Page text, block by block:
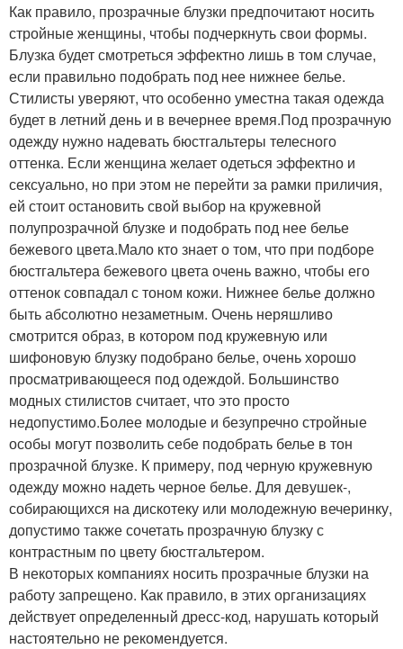
Как правило, прозрачные блузки предпочитают носить
стройные женщины, чтобы подчеркнуть свои формы.
Блузка будет смотреться эффектно лишь в том случае,
если правильно подобрать под нее нижнее белье.
Стилисты уверяют, что особенно уместна такая одежда
будет в летний день и в вечернее время.Под прозрачную
одежду нужно надевать бюстгальтеры телесного
оттенка. Если женщина желает одеться эффектно и
сексуально, но при этом не перейти за рамки приличия,
ей стоит остановить свой выбор на кружевной
полупрозрачной блузке и подобрать под нее белье
бежевого цвета.Мало кто знает о том, что при подборе
бюстгальтера бежевого цвета очень важно, чтобы его
оттенок совпадал с тоном кожи. Нижнее белье должно
быть абсолютно незаметным. Очень неряшливо
смотрится образ, в котором под кружевную или
шифоновую блузку подобрано белье, очень хорошо
просматривающееся под одеждой. Большинство
модных стилистов считает, что это просто
недопустимо.Более молодые и безупречно стройные
особы могут позволить себе подобрать белье в тон
прозрачной блузке. К примеру, под черную кружевную
одежду можно надеть черное белье. Для девушек-,
собирающихся на дискотеку или молодежную вечеринку,
допустимо также сочетать прозрачную блузку с
контрастным по цвету бюстгальтером.
В некоторых компаниях носить прозрачные блузки на
работу запрещено. Как правило, в этих организациях
действует определенный дресс-код, нарушать который
настоятельно не рекомендуется.